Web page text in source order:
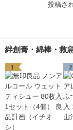
投稿さ
絆創膏・綿棒・救
1 2